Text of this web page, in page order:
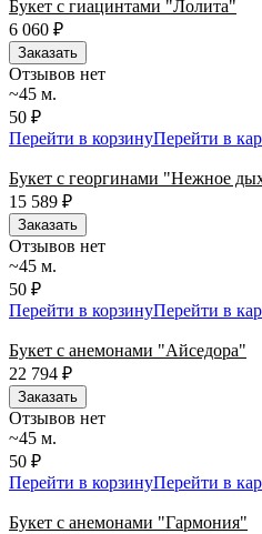
Букет с гиацинтами "Лолита"
6 060 ₽
Заказать
Отзывов нет
~45 м.
50 ₽
Перейти в корзинуПерейти в
Букет с георгинами "Нежное
15 589 ₽
Заказать
Отзывов нет
~45 м.
50 ₽
Перейти в корзинуПерейти в
Букет с анемонами "Айседора"
22 794 ₽
Заказать
Отзывов нет
~45 м.
50 ₽
Перейти в корзинуПерейти в
Букет с анемонами "Гармония"